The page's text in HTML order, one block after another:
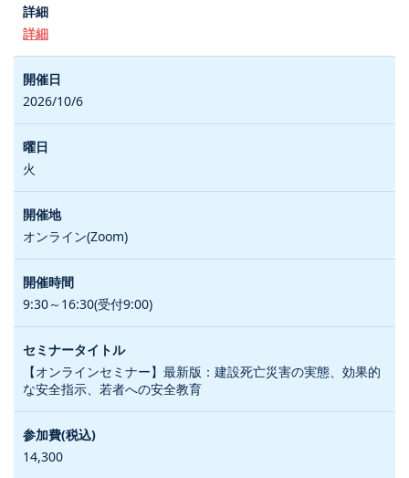
詳細
2026/10/6
火
オンライン(Zoom)
9:30～16:30(受付9:00)
【オンラインセミナー】最新版：建設死亡災害の実態、効果的
な安全指示、若者への安全教育
14,300